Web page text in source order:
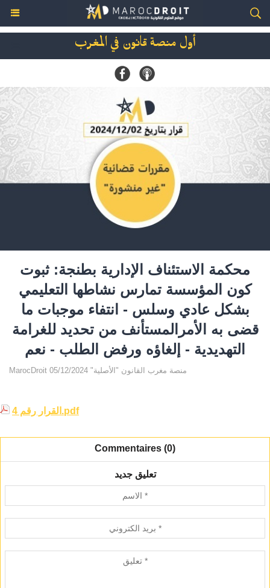
أول منصة قانون في المغرب
محكمة الاستئناف الإدارية بطنجة: ثبوت
كون المؤسسة تمارس نشاطها التعليمي
بشكل عادي وسلس - انتفاء موجبات ما
قضى به الأمرالمستأنف من تحديد للغرامة
التهديدية - إلغاؤه ورفض الطلب - نعم
MarocDroit منصة مغرب القانون "الأصلية" 05/12/2024
القرار رقم 4.pdf
Commentaires (0)
تعليق جديد